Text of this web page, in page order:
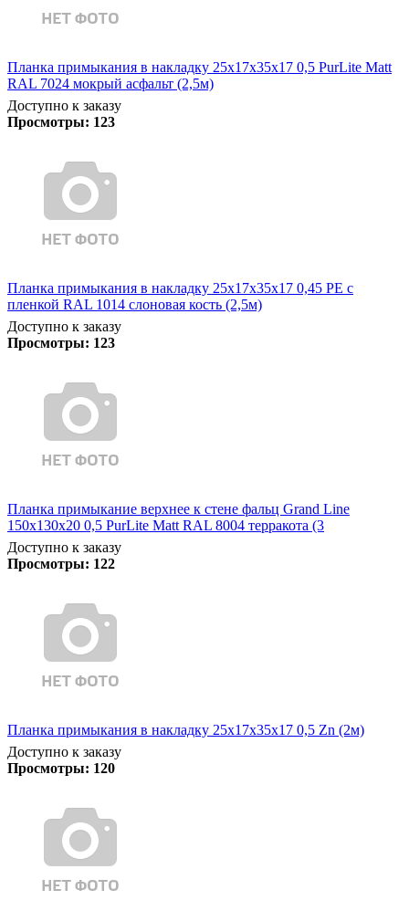
Планка примыкания в накладку 25х17х35х17 0,5 PurLite Matt
RAL 7024 мокрый асфальт (2,5м)
Доступно к заказу
Просмотры: 123
Планка примыкания в накладку 25х17х35х17 0,45 PE с
пленкой RAL 1014 слоновая кость (2,5м)
Доступно к заказу
Просмотры: 123
Планка примыкание верхнее к стене фальц Grand Line
150х130х20 0,5 PurLite Matt RAL 8004 терракота (3
Доступно к заказу
Просмотры: 122
Планка примыкания в накладку 25х17х35х17 0,5 Zn (2м)
Доступно к заказу
Просмотры: 120